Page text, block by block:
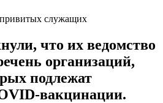
служащих
что их ведомство
организаций,
подлежат
вакцинации.